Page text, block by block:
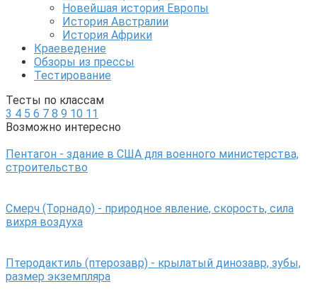
Новейшая история Европы
История Австралии
История Африки
Краеведение
Обзоры из прессы
Тестирование
Тесты по классам
3 4 5 6 7 8 9 10 11
Возможно интересно
Пентагон - здание в США для военного министерства,
строительство
Смерч (Торнадо) - природное явление, скорость, сила
вихря воздуха
Птеродактиль (птерозавр) - крылатый динозавр, зубы,
размер экземпляра